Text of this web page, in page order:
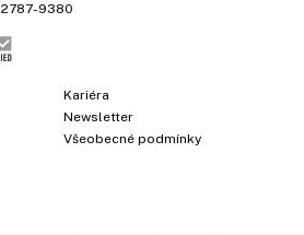
2787-9380
Kariéra
Newsletter
Všeobecné podmínky